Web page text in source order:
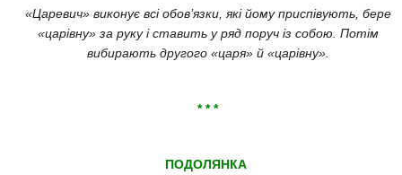
«Царевич» виконує всі обов’язки, які йому приспівують, бере
«царівну» за руку і ставить у ряд поруч із собою. Потім
вибирають другого «царя» й «царівну».
* * *
ПОДОЛЯНКА